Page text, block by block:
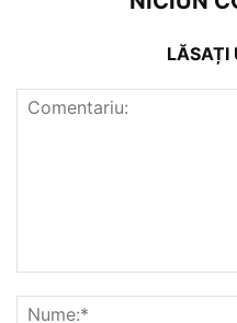
LĂSAȚI